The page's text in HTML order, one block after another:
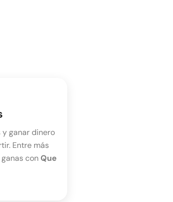
y ganar dinero
Entre más
conQue